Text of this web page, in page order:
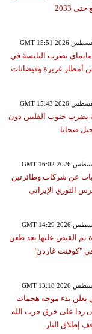
2033
مايماي تضرب اليابسة في
أمطار غزيرة وفيضانات
5.9 درجة يضرب جنوب الفلبين دون
ضحايا
عن شركات وطائرتين
الثوري الإيراني
تم القبض عليها بعد طعن
"كوفنت غاردن"
يعلن بدء موجة هجمات
ردا على خرق حزب الله
إطلاق النار